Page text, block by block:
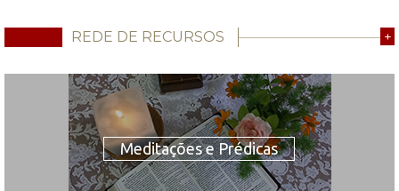
REDE DE RECURSOS +
Meditações e Prédicas